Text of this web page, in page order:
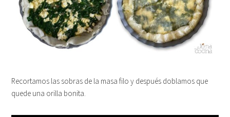
Recortamos las sobras de la masa filo y después doblamos que
quede una orilla bonita.